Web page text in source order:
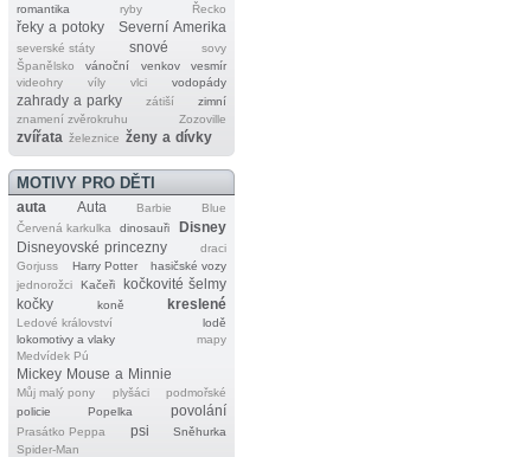
romantika
ryby Řecko
řeky a potoky Severní Amerika
severské státy snové
sovy
Španělsko
vánoční venkov
vesmír
videohry
víly vlci vodopády
zahrady a parky zátiší
zimní
znamení zvěrokruhu
Zozoville
zvířata železnice ženy a dívky
MOTIVY PRO DĚTI
auta Auta Barbie
Blue
Červená karkulka
dinosauři
Disney
Disneyovské princezny
draci
Gorjuss
Harry Potter
hasičské vozy
jednorožci
Kačeři
kočkovité šelmy
kočky
koně kreslené
Ledové království
lodě
lokomotivy a vlaky
mapy
Medvídek Pú
Mickey Mouse a Minnie
Můj malý pony plyšáci
podmořské
policie
Popelka povolání
Prasátko Peppa psi
Sněhurka
Spider‐Man